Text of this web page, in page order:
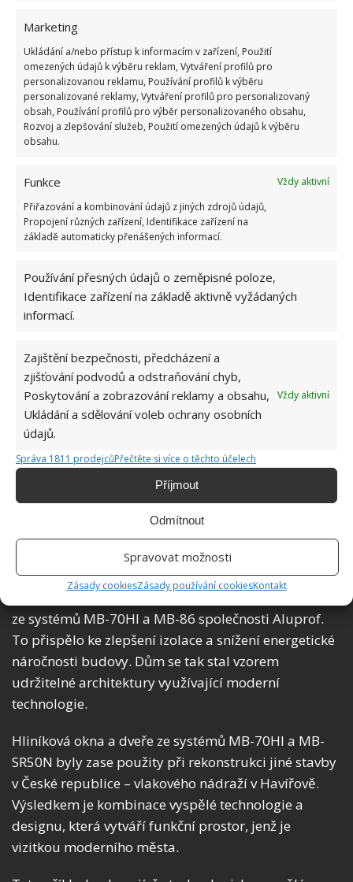
Marketing
Ukládání a/nebo přístup k informacím v zařízení, Použití
omezených údajů k výběru reklam, Vytváření profilů pro
personalizovanou reklamu, Používání profilů k výběru
personalizované reklamy, Vytváření profilů pro personalizovaný
obsah, Používání profilů pro výběr personalizovaného obsahu,
Rozvoj a zlepšování služeb, Použití omezených údajů k výběru
obsahu.
Funkce
Vždy aktivní
Přiřazování a kombinování údajů z jiných zdrojů údajů,
Propojení různých zařízení, Identifikace zařízení na
základě automaticky přenášených informací.
Používání přesných údajů o zeměpisné poloze,
Identifikace zařízení na základě aktivně vyžádaných
informací.
Zajištění bezpečnosti, předcházení a
zjišťování podvodů a odstraňování chyb,
Poskytování a zobrazování reklamy a obsahu,
Ukládání a sdělování voleb ochrany osobních
údajů.
Vždy aktivní
Správa 1811 prodejcůPřečtěte si více o těchto účelech
Příjmout
Odmítnout
Spravovat možnosti
Zásady cookiesZásady používání cookiesKontakt
Praktická řešení v praxi
Použití systémů Aluprof při renovaci budov je
krokem k budoucnosti energetické účinnosti a
zároveň příležitostí k estetické obnově městské
architektury. Díky velmi dobré vzduchotěsnosti a
tepelným parametrům, kterými se vyznačují
stavby nový rozměr – jsou energeticky úspornější,
funkčnější a vizuálně atraktivnější.
Rezidence Jičínská, Mladá Boleslav, Česká republika. Použité
systémy: MB-70HI i MB-86
Příklady projektů udržitelné renovace
Podívejme se na Rezidenci Jičínská – obytný dům v
České republice, který využívá hliníková okna a dveře
ze systémů MB-70HI a MB-86 společnosti Aluprof.
To přispělo ke zlepšení izolace a snížení energetické
náročnosti budovy. Dům se tak stal vzorem
udržitelné architektury využívající moderní
technologie.
Hliníková okna a dveře ze systémů MB-70HI a MB-
SR50N byly zase použity při rekonstrukci jiné stavby
v České republice – vlakového nádraží v Havířově.
Výsledkem je kombinace vyspělé technologie a
designu, která vytváří funkční prostor, jenž je
vizitkou moderního města.